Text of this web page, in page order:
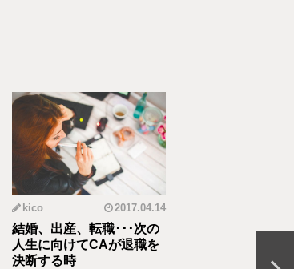
kico 2017.04.14
結婚、出産、転職･･･次の
人生に向けてCAが退職を
決断する時
元CAの育児論！離
間を持ちたいをCA